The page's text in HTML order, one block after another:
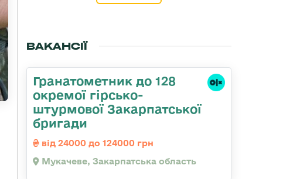
ВАКАНСІЇ
Гранатометник до 128
окремої гірсько-
штурмової Закарпатської
бригади
від 24000 до 124000 грн
Мукачеве, Закарпатська область